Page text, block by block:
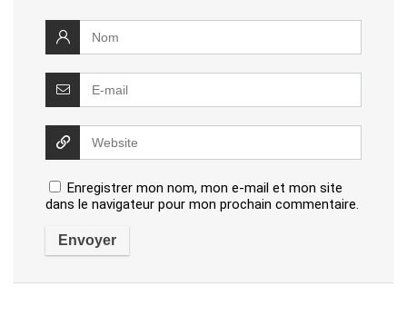
Enregistrer mon nom, mon e-mail et mon site
dans le navigateur pour mon prochain commentaire.